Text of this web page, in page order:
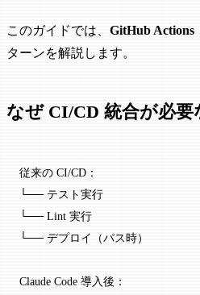
このガイドでは、 GitHub Actions
ターンを解説します。
なぜ CI/CD 統合が必要
従来の CI/CD：
└── テスト実行
└── Lint 実行
└── デプロイ（パス時）
Claude Code 導入後：